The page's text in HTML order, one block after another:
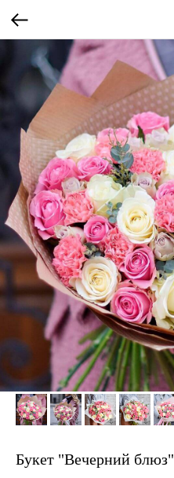
Букет "Вечерний блюз"